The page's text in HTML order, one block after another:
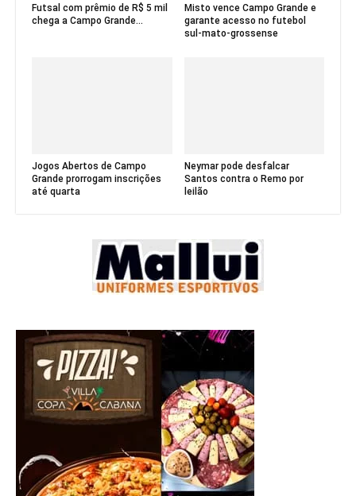
Futsal com prêmio de R$ 5 mil
chega a Campo Grande...
Misto vence Campo Grande e
garante acesso no futebol
sul-mato-grossense
Jogos Abertos de Campo
Grande prorrogam inscrições
até quarta
Neymar pode desfalcar
Santos contra o Remo por
leilão